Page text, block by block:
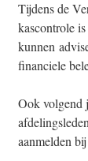
Tijdens de
kascontrole
kunnen
financiele
Ook volgend
aanmelden